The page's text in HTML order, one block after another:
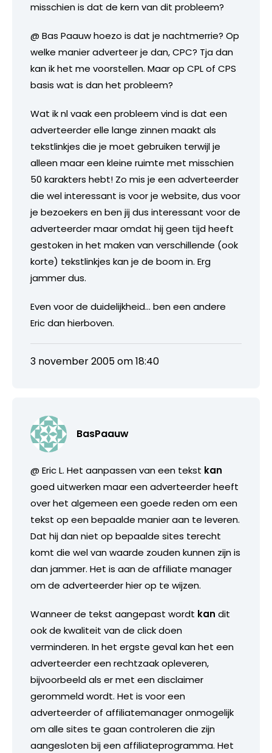
misschien is dat de kern van dit probleem?
@ Bas Paauw hoezo is dat je nachtmerrie? Op
welke manier adverteer je dan, CPC? Tja dan
kan ik het me voorstellen. Maar op CPL of CPS
basis wat is dan het probleem?
Wat ik nl vaak een probleem vind is dat een
adverteerder elle lange zinnen maakt als
tekstlinkjes die je moet gebruiken terwijl je
alleen maar een kleine ruimte met misschien
50 karakters hebt! Zo mis je een adverteerder
die wel interessant is voor je website, dus voor
je bezoekers en ben jij dus interessant voor de
adverteerder maar omdat hij geen tijd heeft
gestoken in het maken van verschillende (ook
korte) tekstlinkjes kan je de boom in. Erg
jammer dus.
Even voor de duidelijkheid… ben een andere
Eric dan hierboven.
3 november 2005 om 18:40
BasPaauw
@ Eric L. Het aanpassen van een tekst kan
goed uitwerken maar een adverteerder heeft
over het algemeen een goede reden om een
tekst op een bepaalde manier aan te leveren.
Dat hij dan niet op bepaalde sites terecht
komt die wel van waarde zouden kunnen zijn is
dan jammer. Het is aan de affiliate manager
om de adverteerder hier op te wijzen.
Wanneer de tekst aangepast wordt kan dit
ook de kwaliteit van de click doen
verminderen. In het ergste geval kan het een
adverteerder een rechtzaak opleveren,
bijvoorbeeld als er met een disclaimer
gerommeld wordt. Het is voor een
adverteerder of affiliatemanager onmogelijk
om alle sites te gaan controleren die zijn
aangesloten bij een affiliateprogramma. Het